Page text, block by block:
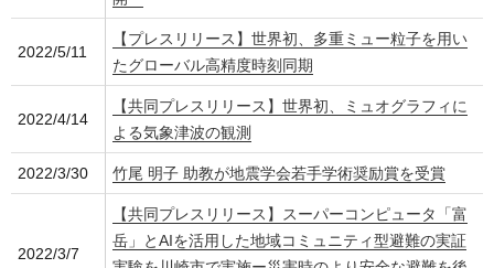
2022/5/11
【プレスリリース】世界初、多重ミュー粒子を用い
たグローバル高精度時刻同期
2022/4/14
【共同プレスリリース】世界初、ミュオグラフィに
よる気象津波の観測
2022/3/30 竹尾 明子 助教が地震学会若手学術奨励賞を受賞
2022/3/7
【共同プレスリリース】スーパーコンピュータ「富
岳」とAIを活用した地域コミュニティ型避難の実証